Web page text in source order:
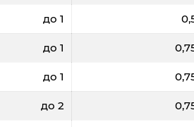
до 1
до 1
до 1
до 2